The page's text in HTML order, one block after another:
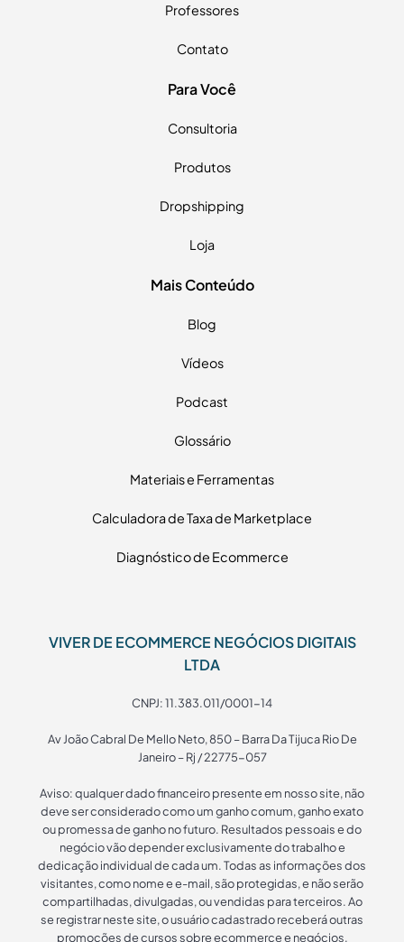
Professores
Contato
Para Você
Consultoria
Produtos
Dropshipping
Loja
Mais Conteúdo
Blog
Vídeos
Podcast
Glossário
Materiais e Ferramentas
Calculadora de Taxa de Marketplace
Diagnóstico de Ecommerce
VIVER DE ECOMMERCE NEGÓCIOS DIGITAIS
LTDA
CNPJ: 11.383.011/0001-14
Av João Cabral De Mello Neto, 850 – Barra Da Tijuca Rio De
Janeiro – Rj / 22775-057
Aviso: qualquer dado financeiro presente em nosso site, não
deve ser considerado como um ganho comum, ganho exato
ou promessa de ganho no futuro. Resultados pessoais e do
negócio vão depender exclusivamente do trabalho e
dedicação individual de cada um. Todas as informações dos
visitantes, como nome e e-mail, são protegidas, e não serão
compartilhadas, divulgadas, ou vendidas para terceiros. Ao
se registrar neste site, o usuário cadastrado receberá outras
promoções de cursos sobre ecommerce e negócios.